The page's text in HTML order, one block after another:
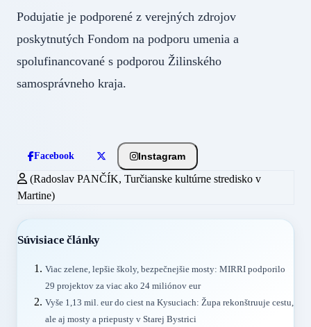
Podujatie je podporené z verejných zdrojov
poskytnutých Fondom na podporu umenia a
spolufinancované s podporou Žilinského
samosprávneho kraja.
Facebook Instagram
(Radoslav PANČÍK, Turčianske kultúrne stredisko v
Martine)
Súvisiace články
Viac zelene, lepšie školy, bezpečnejšie mosty: MIRRI podporilo
29 projektov za viac ako 24 miliónov eur
Vyše 1,13 mil. eur do ciest na Kysuciach: Župa rekonštruuje cestu,
ale aj mosty a priepusty v Starej Bystrici